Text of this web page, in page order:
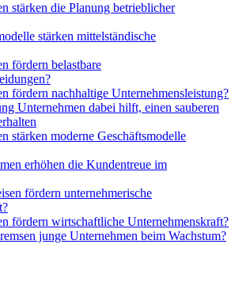
stärken die Planung betrieblicher
stärken mittelständische
fördern belastbare
fördern nachhaltige Unternehmensleistung?
Unternehmen dabei hilft, einen sauberen
stärken moderne Geschäftsmodelle
erhöhen die Kundentreue im
fördern unternehmerische
fördern wirtschaftliche Unternehmenskraft?
junge Unternehmen beim Wachstum?